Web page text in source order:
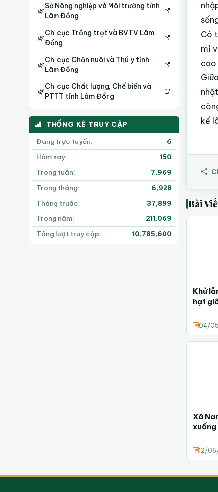
🌿
Sở Nông nghiệp và Môi trường tỉnh
Lâm Đồng
🌿
Chi cục Trồng trọt và BVTV Lâm
Đồng
🌿
Chi cục Chăn nuôi và Thú y tỉnh
Lâm Đồng
🌿
Chi cục Chất lượng, Chế biến và
PTTT tỉnh Lâm Đồng
THỐNG KÊ TRUY CẬP
Đang trực tuyến:
6
Hôm nay:
150
Trong tuần:
7,969
Trong tháng:
6,928
Tháng trước:
37,899
Trong năm:
211,069
Tổng lượt truy cập:
10,785,600
Có
mỉ
cao
kế
Bài
Khử
hạt
04/
Xã
xuống
12/